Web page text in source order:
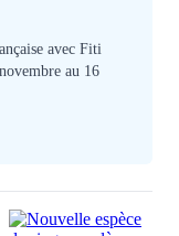
avec Fiti
au 16